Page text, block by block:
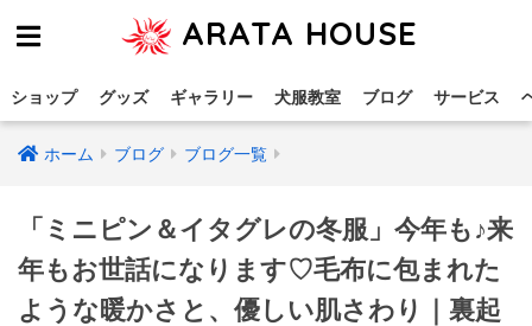
ARATA HOUSE
ショップ グッズ ギャラリー 犬服教室 ブログ サービス
ホーム ブログ ブログ一覧
「ミニピン＆イタグレの冬服」今年も♪来
年もお世話になります♡毛布に包まれた
ような暖かさと、優しい肌さわり｜裏起